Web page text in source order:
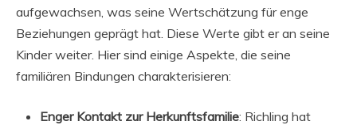
aufgewachsen, was seine Wertschätzung für enge
Beziehungen geprägt hat. Diese Werte gibt er an seine
Kinder weiter. Hier sind einige Aspekte, die seine
familiären Bindungen charakterisieren:
Enger Kontakt zur Herkunftsfamilie: Richling hat